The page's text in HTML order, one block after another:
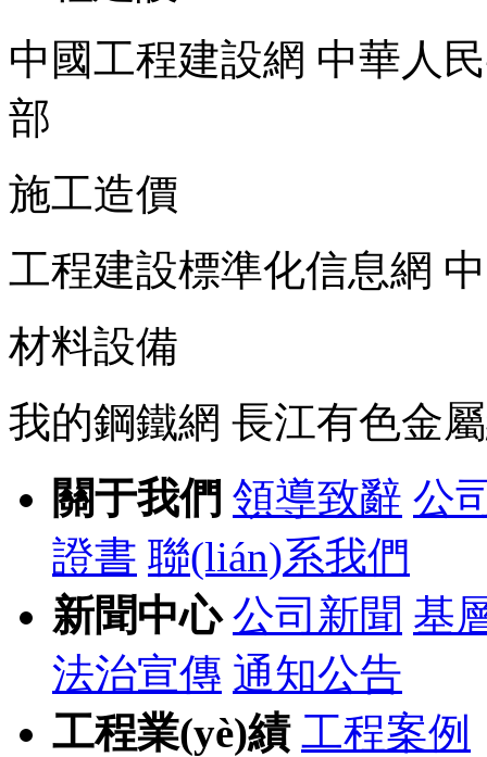
中國工程建設網 中華人
部
施工造價
工程建設標準化信息網
材料設備
我的鋼鐵網 長江有色金
關于我們 領導致辭 公
證書 聯(lián)系我們
新聞中心 公司新聞 基
法治宣傳 通知公告
工程業(yè)績 工程案例